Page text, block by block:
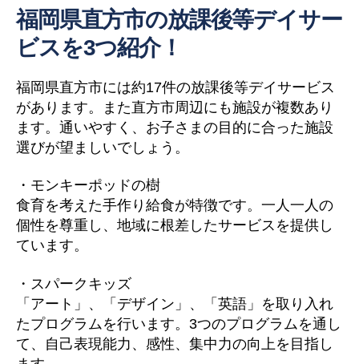
福岡県直方市の放課後等デイサー
ビスを3つ紹介！
福岡県直方市には約17件の放課後等デイサービス
があります。また直方市周辺にも施設が複数あり
ます。通いやすく、お子さまの目的に合った施設
選びが望ましいでしょう。
・モンキーポッドの樹
食育を考えた手作り給食が特徴です。一人一人の
個性を尊重し、地域に根差したサービスを提供し
ています。
・スパークキッズ
「アート」、「デザイン」、「英語」を取り入れ
たプログラムを行います。3つのプログラムを通し
て、自己表現能力、感性、集中力の向上を目指し